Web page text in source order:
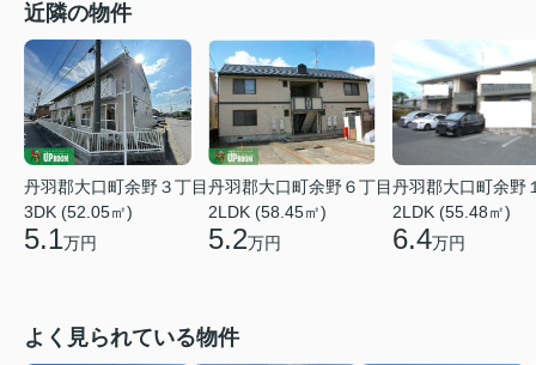
近隣の物件
丹羽郡大口町余野３丁目
3DK (52.05㎡)
5.1万円
丹羽郡大口町余野６丁目
2LDK (58.45㎡)
5.2万円
丹羽郡大口町余野
2LDK (55.48㎡)
6.4万円
よく見られている物件